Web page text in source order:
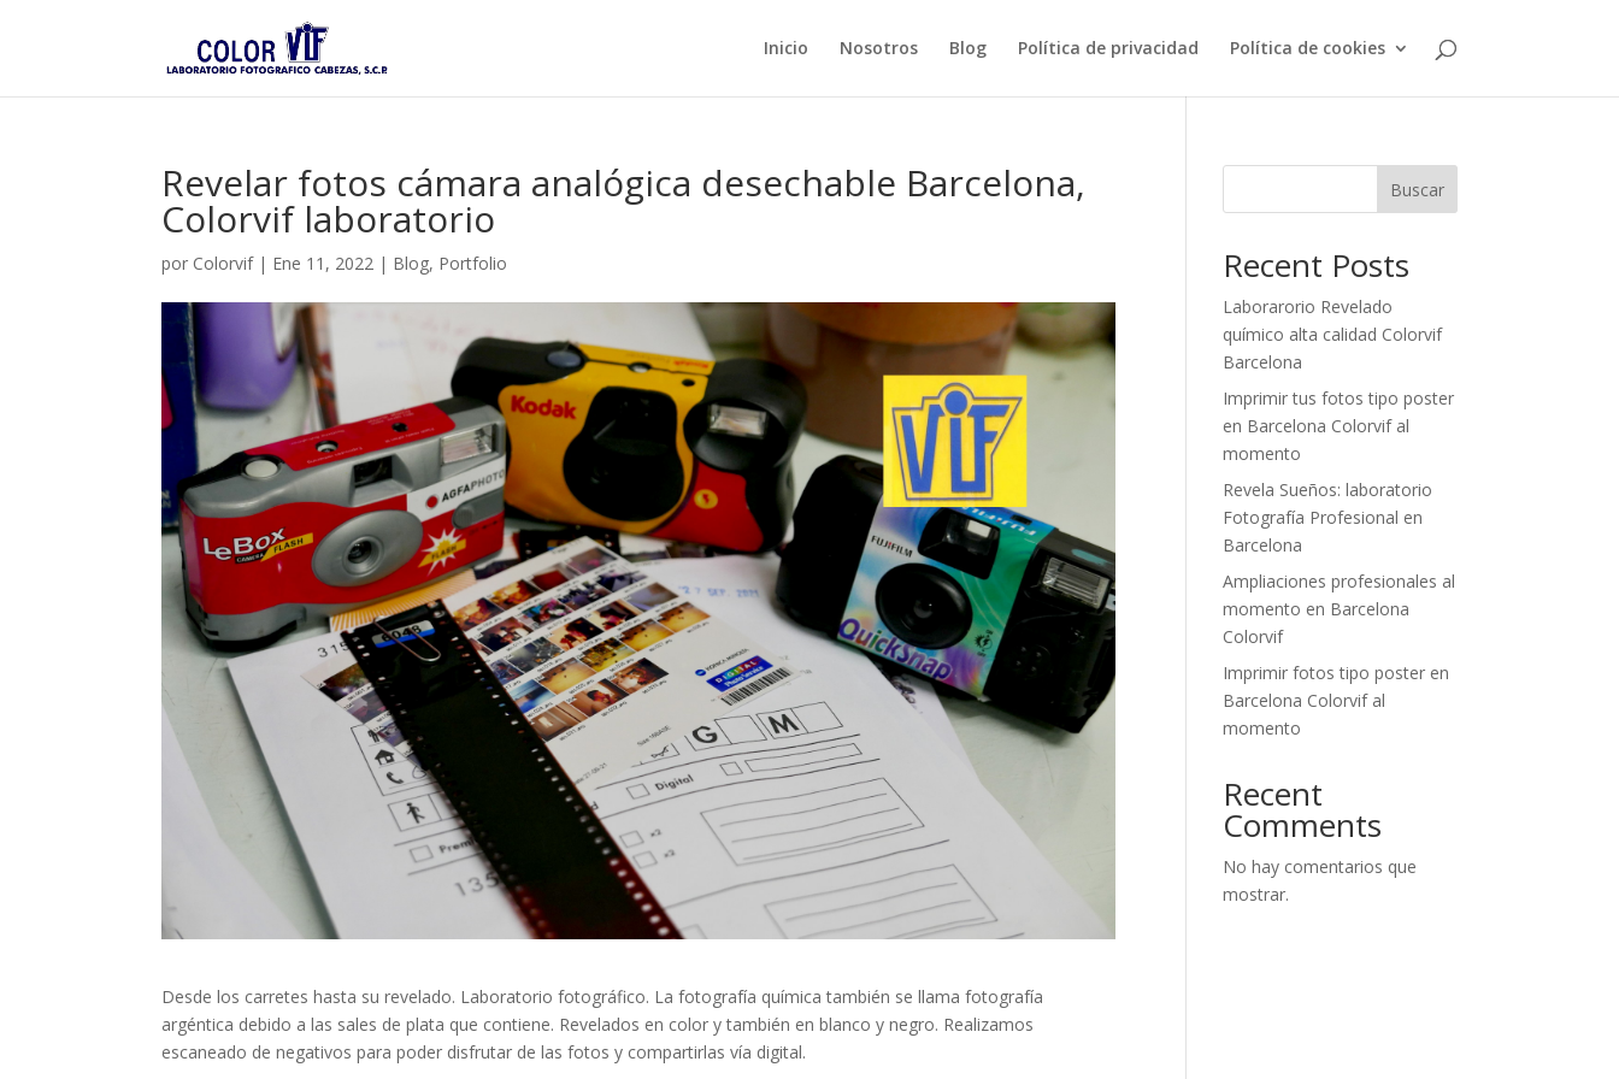
Inicio Nosotros Blog Política de privacidad Política de cookies
Revelar fotos cámara analógica desechable Barcelona,
Colorvif laboratorio
por Colorvif| Ene 11, 2022 | Blog, Portfolio
Desde los carretes hasta su revelado. Laboratorio fotográfico. La fotografía química también se llama fotografía
argéntica debido a las sales de plata que contiene. Revelados en color y también en blanco y negro. Realizamos
escaneado de negativos para poder disfrutar de las fotos y compartirlas vía digital.
Buscar
Recent Posts
Laborarorio Revelado
químico alta calidad Colorvif
Barcelona
Imprimir tus fotos tipo poster
en Barcelona Colorvif al
momento
Revela Sueños: laboratorio
Fotografía Profesional en
Barcelona
Ampliaciones profesionales al
momento en Barcelona
Colorvif
Imprimir fotos tipo poster en
Barcelona Colorvif al
momento
Recent
Comments
No hay comentarios que
mostrar.